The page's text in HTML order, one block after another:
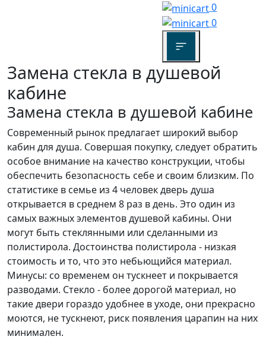
0
0
Замена стекла в душевой
кабине
Замена стекла в душевой кабине
Современный рынок предлагает широкий выбор
кабин для душа. Совершая покупку, следует обратить
особое внимание на качество конструкции, чтобы
обеспечить безопасность себе и своим близким. По
статистике в семье из 4 человек дверь душа
открывается в среднем 8 раз в день. Это один из
самых важных элементов душевой кабины. Они
могут быть стеклянными или сделанными из
полистирола. Достоинства полистирола - низкая
стоимость и то, что это небьющийся материал.
Минусы: со временем он тускнеет и покрывается
разводами. Стекло - более дорогой материал, но
такие двери гораздо удобнее в уходе, они прекрасно
моются, не тускнеют, риск появления царапин на них
минимален.